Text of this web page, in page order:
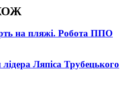
на пляжі. Робота ППО
лідера Ляпіса Трубецького